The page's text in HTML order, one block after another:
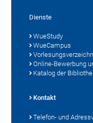
Dienste
WueStudy
WueCampus
Online-Bewerbung
Katalog der
Kontakt
Telefon- und